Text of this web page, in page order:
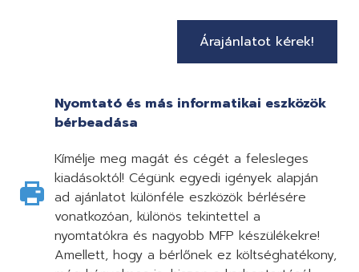
Árajánlatot kérek!
Nyomtató és más informatikai eszközök
bérbeadása
Kímélje meg magát és cégét a felesleges
kiadásoktól! Cégünk egyedi igények alapján
ad ajánlatot különféle eszközök bérlésére
vonatkozóan, különös tekintettel a
nyomtatókra és nagyobb MFP készülékekre!
Amellett, hogy a bérlőnek ez költséghatékony,